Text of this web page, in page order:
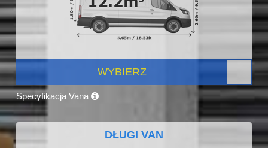
WYBIERZ
Specyfikacja Vana
DŁUGI VAN